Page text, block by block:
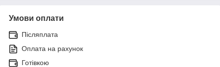
Умови оплати
Післяплата
Оплата на рахунок
Готівкою